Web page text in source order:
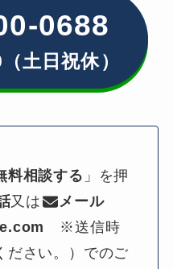
0688
土日祝休）
料相談する 」を押
又は
メール
※送信時
さい。）でのご